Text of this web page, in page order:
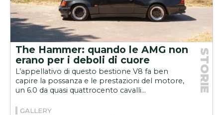
The Hammer: quando le AMG non
erano per i deboli di cuore
L’appellativo di questo bestione V8 fa ben
capire la possanza e le prestazioni del motore,
un 6.0 da quasi quattrocento cavalli...
STORIE
GALLERY